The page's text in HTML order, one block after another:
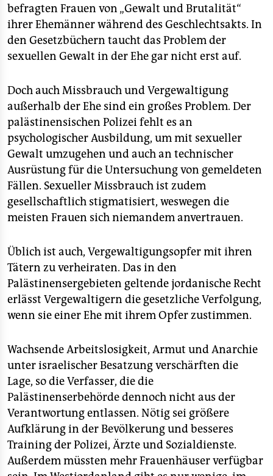
befragten Frauen von „Gewalt und Brutalität“
ihrer Ehemänner während des Geschlechtsakts. In
den Gesetzbüchern taucht das Problem der
sexuellen Gewalt in der Ehe gar nicht erst auf.
Doch auch Missbrauch und Vergewaltigung
außerhalb der Ehe sind ein großes Problem. Der
palästinensischen Polizei fehlt es an
psychologischer Ausbildung, um mit sexueller
Gewalt umzugehen und auch an technischer
Ausrüstung für die Untersuchung von gemeldeten
Fällen. Sexueller Missbrauch ist zudem
gesellschaftlich stigmatisiert, weswegen die
meisten Frauen sich niemandem anvertrauen.
Üblich ist auch, Vergewaltigungsopfer mit ihren
Tätern zu verheiraten. Das in den
Palästinensergebieten geltende jordanische Recht
erlässt Vergewaltigern die gesetzliche Verfolgung,
wenn sie einer Ehe mit ihrem Opfer zustimmen.
Wachsende Arbeitslosigkeit, Armut und Anarchie
unter israelischer Besatzung verschärften die
Lage, so die Verfasser, die die
Palästinenserbehörde dennoch nicht aus der
Verantwortung entlassen. Nötig sei größere
Aufklärung in der Bevölkerung und besseres
Training der Polizei, Ärzte und Sozialdienste.
Außerdem müssten mehr Frauenhäuser verfügbar